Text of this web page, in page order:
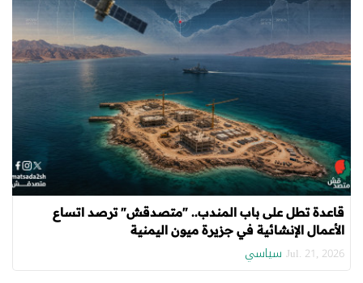
قاعدة تطل على باب المندب.. "متصدقش" ترصد اتساع
الأعمال الإنشائية في جزيرة ميون اليمنية
Jul. 21, 2026 سياسي